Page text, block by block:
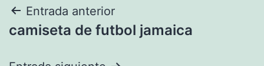
Navegación
de
Entrada anterior
camiseta de futbol jamaica